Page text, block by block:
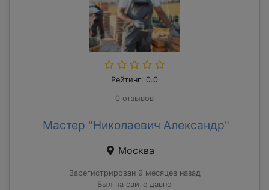
Рейтинг: 0.0
0 отзывов
Мастер "Николаевич Александр"
Москва
Зарегистрирован 9 месяцев назад
Был на сайте давно